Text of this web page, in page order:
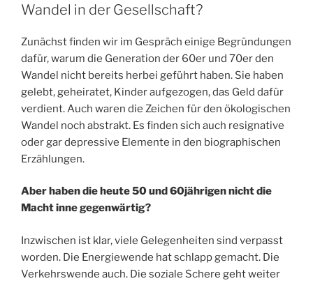
Wandel in der Gesellschaft?
Zunächst finden wir im Gespräch einige Begründungen
dafür, warum die Generation der 60er und 70er den
Wandel nicht bereits herbei geführt haben. Sie haben
gelebt, geheiratet, Kinder aufgezogen, das Geld dafür
verdient. Auch waren die Zeichen für den ökologischen
Wandel noch abstrakt. Es finden sich auch resignative
oder gar depressive Elemente in den biographischen
Erzählungen.
Aber haben die heute 50 und 60jährigen nicht die
Macht inne gegenwärtig?
Inzwischen ist klar, viele Gelegenheiten sind verpasst
worden. Die Energiewende hat schlapp gemacht. Die
Verkehrswende auch. Die soziale Schere geht weiter